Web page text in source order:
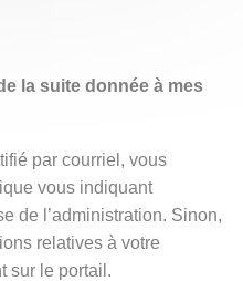
la suite donnée à mes
par courriel, vous
vous indiquant
de l’administration. Sinon,
relatives à votre
sur le portail.